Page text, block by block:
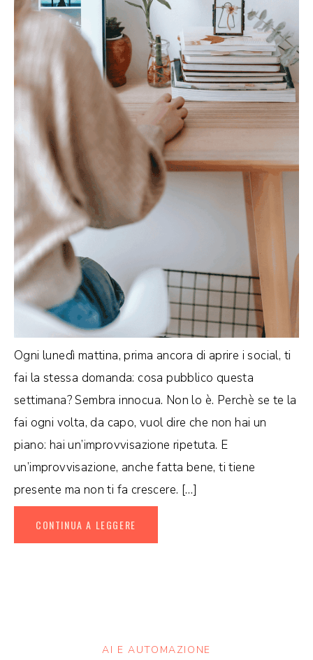
Ogni lunedì mattina, prima ancora di aprire i social, ti
fai la stessa domanda: cosa pubblico questa
settimana? Sembra innocua. Non lo è. Perchè se te la
fai ogni volta, da capo, vuol dire che non hai un
piano: hai un’improvvisazione ripetuta. E
un’improvvisazione, anche fatta bene, ti tiene
presente ma non ti fa crescere. […]
CONTINUA A LEGGERE
AI E AUTOMAZIONE